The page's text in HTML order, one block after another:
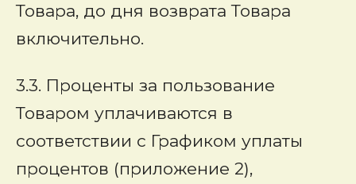
Товара, до дня возврата Товара
включительно.
3.3. Проценты за пользование
Товаром уплачиваются в
соответствии с Графиком уплаты
процентов (приложение 2),